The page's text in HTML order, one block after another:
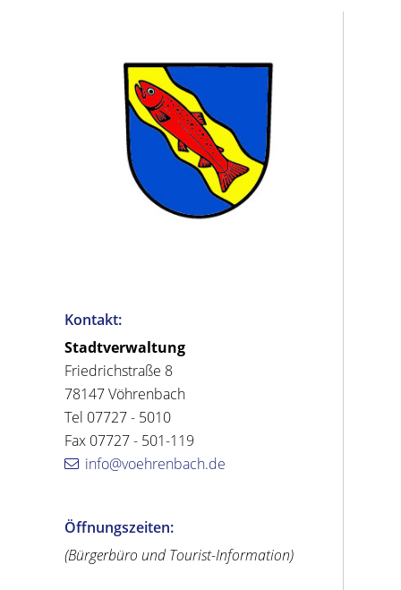
Kontakt:
Stadtverwaltung
Friedrichstraße 8
78147 Vöhrenbach
Tel 07727 - 5010
Fax 07727 - 501-119
info@voehrenbach.de
Öffnungszeiten:
(Bürgerbüro und Tourist-Information)